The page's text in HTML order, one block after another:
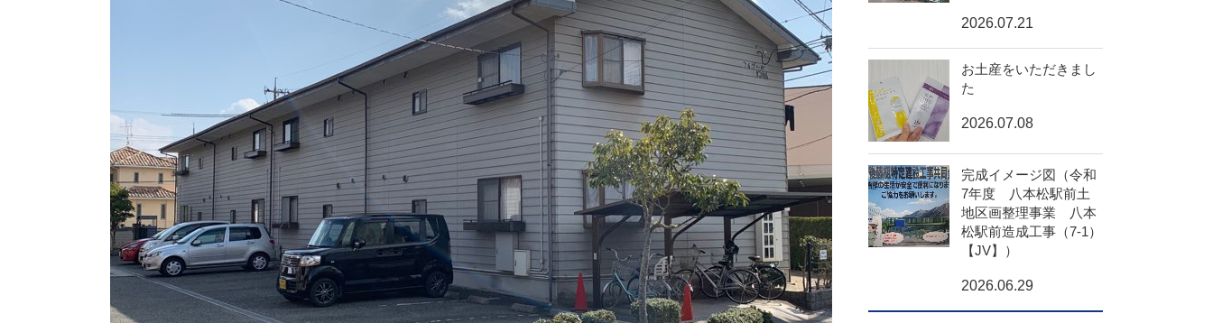
2026.07.21
お土産をいただきまし
た
2026.07.08
完成イメージ図（令和
7年度 八本松駅前土
地区画整理事業 八本
松駅前造成工事（7-1）
【JV】）
2026.06.29